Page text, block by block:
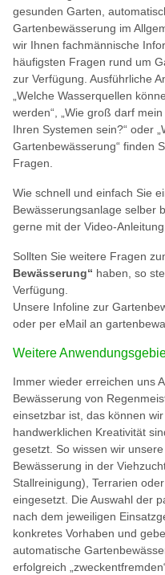
gesunden Garten,
Gartenbewässerung im
wir Ihnen fachmännische
häufigsten Fragen rund um
zur Verfügung. Ausführliche
„Welche Wasserquellen
werden“, „Wie groß darf
Ihren Systemen sein?“ oder
Gartenbewässerung“ finden
Fragen.
Wie schnell und einfach Sie
Bewässerungsanlage selber
gerne mit der Video-
Sollten Sie weitere Fragen
Bewässerung“ haben, so
Verfügung.
Unsere Infoline zur
oder per eMail an
Weitere
Immer wieder erreichen uns
Bewässerung von
einsetzbar ist, das können
handwerklichen Kreativität
gesetzt. So wissen wir
Bewässerung in der
Stallreinigung), Terrarien
eingesetzt. Die Auswahl der
nach dem jeweiligen
konkretes Vorhaben und
automatische
erfolgreich